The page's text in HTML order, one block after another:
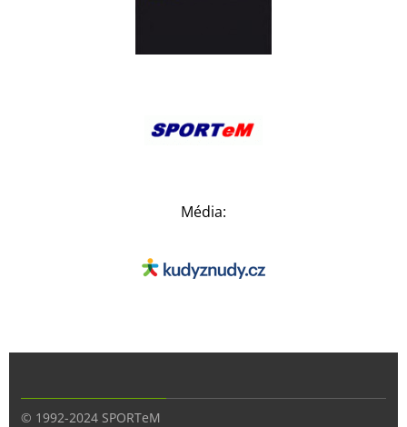
Média:
© 1992-2024 SPORTeM